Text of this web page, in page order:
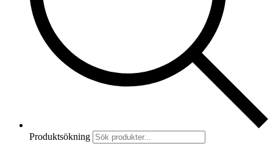
Produktsökning